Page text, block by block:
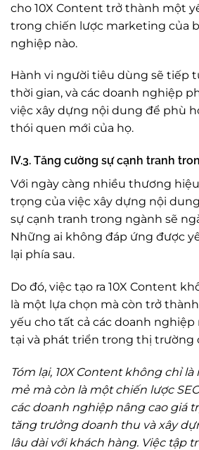
cho 10X Content trở thành một
trong chiến lược marketing của
nghiệp nào.
Hành vi người tiêu dùng sẽ tiếp
thời gian, và các doanh nghiệp
việc xây dựng nội dung để phù
thói quen mới của họ.
IV.3. Tăng cường sự cạnh tranh
Với ngày càng nhiều thương
trọng của việc xây dựng nội
sự cạnh tranh trong ngành sẽ
Những ai không đáp ứng được
lại phía sau.
Do đó, việc tạo ra 10X Content
là một lựa chọn mà còn trở
yếu cho tất cả các doanh
tại và phát triển trong thị trường
Tóm lại, 10X Content không chỉ
mẻ mà còn là một chiến lược
các doanh nghiệp nâng cao giá
tăng trưởng doanh thu và xây
lâu dài với khách hàng. Việc tập